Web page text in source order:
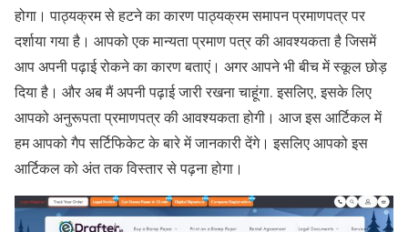
होगा। पाठ्यक्रम से हटने का कारण पाठ्यक्रम समापन प्रमाणपत्र पर
दर्शाया गया है। आपको एक मान्यता प्रमाण पत्र की आवश्यकता है जिसमें
आप अपनी पढ़ाई रोकने का कारण बताएं। अगर आपने भी बीच में स्कूल छोड़
दिया है। और अब मैं अपनी पढ़ाई जारी रखना चाहूंगा. इसलिए, इसके लिए
आपको अनुरूपता प्रमाणपत्र की आवश्यकता होगी। आज इस आर्टिकल में
हम आपको गैप सर्टिफिकेट के बारे में जानकारी देंगे। इसलिए आपको इस
आर्टिकल को अंत तक विस्तार से पढ़ना होगा।